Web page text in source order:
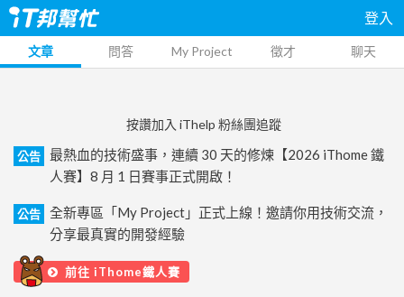
登入
文章 問答 My Project 徵才 聊天
按讚加入 iThelp 粉絲團追蹤
公告
最熱血的技術盛事，連續 30 天的修煉【2026 iThome 鐵
人賽】8 月 1 日賽事正式開啟！
公告
全新專區「My Project」正式上線！邀請你用技術交流，
分享最真實的開發經驗
前往 iThome鐵人賽